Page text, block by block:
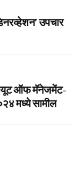
उपचार
ऑफ मॅनेजमेंट-
मध्‍ये सामील